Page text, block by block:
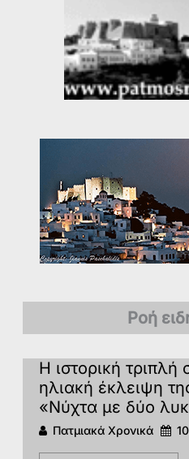
Ροή
Η ιστορική
ηλιακή έκλειψη
«Νύχτα με δύο
Πατμιακά Χρονικά